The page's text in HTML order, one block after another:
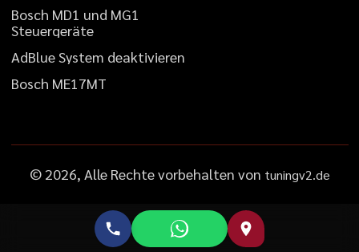
Bosch MD1 und MG1
Steuergeräte
AdBlueSystem deaktivieren
Bosch ME17MT
© 2026, Alle Rechte vorbehalten von tuningv2.de